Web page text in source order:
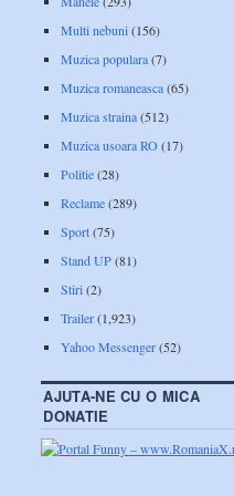
Multi nebuni(156)
Muzica populara(7)
Muzica romaneasca(65)
Muzica straina(512)
Muzica usoara RO(17)
Politie(28)
Reclame(289)
Sport(75)
Stand UP(81)
Stiri(2)
Trailer(1,923)
Yahoo Messenger(52)
AJUTA-NE CU O MICA
DONATIE